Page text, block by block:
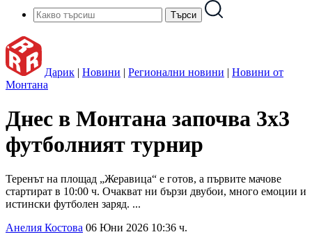
Дарик | Новини | Регионални новини | Новини от
Монтана
Днес в Монтана започва 3х3
футболният турнир
Теренът на площад „Жеравица“ е готов, а първите мачове
стартират в 10:00 ч. Очакват ни бързи двубои, много емоции и
истински футболен заряд. ...
Анелия Костова 06 Юни 2026 10:36 ч.